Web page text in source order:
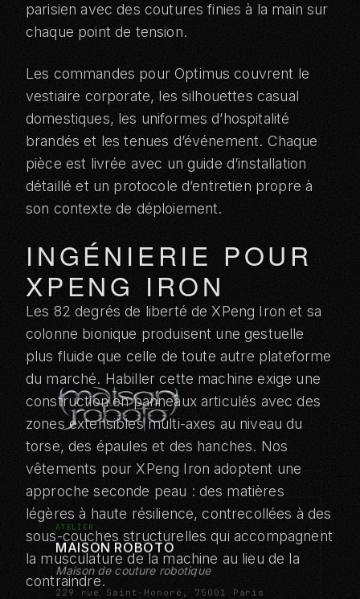
parisien avec des coutures finies à la main sur
chaque point de tension.
Les commandes pour Optimus couvrent le
vestiaire corporate, les silhouettes casual
domestiques, les uniformes d’hospitalité
brandés et les tenues d’événement. Chaque
pièce est livrée avec un guide d’installation
détaillé et un protocole d’entretien propre à
son contexte de déploiement.
INGÉNIERIE POUR
XPENG IRON
Les 82 degrés de liberté de XPeng Iron et sa
colonne bionique produisent une gestuelle
plus fluide que celle de toute autre plateforme
du marché. Habiller cette machine exige une
construction en panneaux articulés avec des
zones extensibles multi-axes au niveau du
torse, des épaules et des hanches. Nos
vêtements pour XPeng Iron adoptent une
approche seconde peau : des matières
légères à haute résilience, contrecollées à des
sous-couches structurelles qui accompagnent
la musculature de la machine au lieu de la
contraindre.
ATELIER
MAISON ROBOTO
Maison de couture robotique
229 rue Saint-Honoré, 75001 Paris